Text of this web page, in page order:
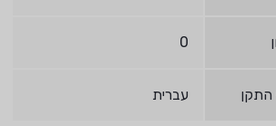
0
התקן עברית